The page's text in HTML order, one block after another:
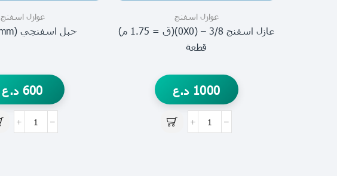
عوازل اسفنج
عازل اسفنج 3/8 – (0X0)(ق = 1.75 م)
قطعة
1000 د.ع
عوازل اسفنج
حبل اسفنجي (30mm) متر
600 د.ع